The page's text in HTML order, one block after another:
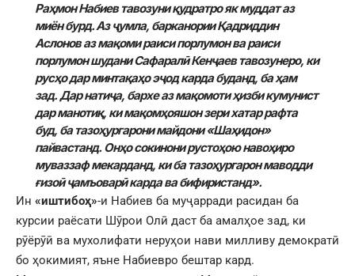
Раҳмон Набиев тавозуни қудратро як муддат аз
миён бурд.Аз ҷумла, барканории Қадриддин
Аслонов аз мақоми раиси порлумон ва раиси
порлумон шудани Сафаралӣ Кенҷаев тавозунеро, ки
русҳо дар минтақаҳо эҷод карда буданд, ба ҳам
зад. Дар натиҷа, бархе аз мақомоти ҳизби кумунист
дар манотиқ, ки мақомҳояшон зери хатар рафта
буд, ба тазоҳургарони майдони «Шаҳидон»
пайвастанд. Онҳо сокинони рустоҳою навоҳиро
муваззаф мекарданд, ки ба тазоҳургарон маводди
ғизоӣ ҷамъоварӣ карда ва бифиристанд».
Ин «иштибоҳ»-и Набиев ба муҷарради расидан ба
курсии раёсати Шӯрои Олӣ даст ба амалҳое зад, ки
рӯёрӯӣ ва мухолифати неруҳои нави милливу демократӣ
бо ҳокимият, яъне Набиевро бештар кард.